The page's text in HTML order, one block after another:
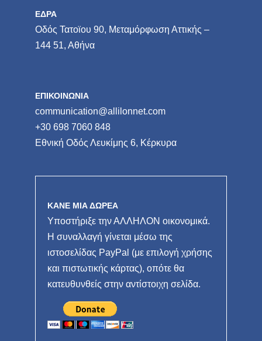
ΕΔΡΑ
Οδός Τατοϊου 90, Μεταμόρφωση Αττικής –
144 51, Αθήνα
ΕΠΙΚΟΙΝΩΝΙΑ
communication@allilonnet.com
+30 698 7060 848
Εθνική Οδός Λευκίμης 6, Κέρκυρα
ΚΑΝΕ ΜΙΑ ΔΩΡΕΑ
Υποστήριξε την ΑΛΛΗΛΟΝ οικονομικά.
Η συναλλαγή γίνεται μέσω της
ιστοσελίδας PayPal (με επιλογή χρήσης
και πιστωτικής κάρτας), οπότε θα
κατευθυνθείς στην αντίστοιχη σελίδα.